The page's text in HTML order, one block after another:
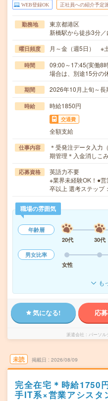
WEB登録OK 正社員への紹介予定
勤務地
東京都港区
新橋駅から徒歩3分
曜日頻度 月～金（週5日） ※
時間
09:00～17:45(実働8
場合は、別途15分の
期間 2026年10月上旬～
時給 時給1850円
交通費
全額支給
仕事内容
＊受発注データ入力
期管理＊入金消しこ
応募資格
英語力不要
※業界未経験OK！●
卒以上 選考ステッ
職場の雰囲気
年齢層
20代
30代
男女比率
女性
も
気になる! 応
派遣会社 パーソル
未読 掲載日 2026/08/09
完全在宅＊時給1750
手IT系×営業アシスタ